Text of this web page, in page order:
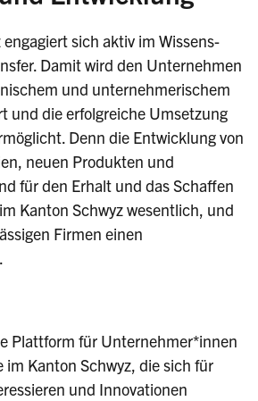
sich aktiv im Wissens-
Damit wird den Unternehmen
und unternehmerischem
und die erfolgreiche Umsetzung
Denn die Entwicklung von
neuen Produkten und
für den Erhalt und das Schaffen
Kanton Schwyz wesentlich, und
Firmen einen
Plattform für Unternehmer*innen
Kanton Schwyz, die sich für
und Innovationen